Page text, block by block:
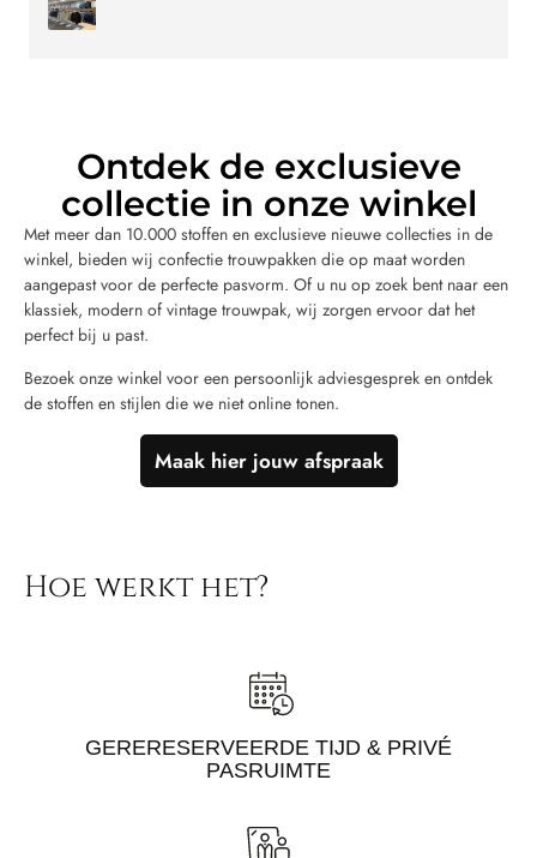
Ontdek de exclusieve
collectie in onze winkel
Met meer dan 10.000 stoffen en exclusieve nieuwe collecties in de
winkel, bieden wij confectie trouwpakken die op maat worden
aangepast voor de perfecte pasvorm. Of u nu op zoek bent naar een
klassiek, modern of vintage trouwpak, wij zorgen ervoor dat het
perfect bij u past.
Bezoek onze winkel voor een persoonlijk adviesgesprek en ontdek
de stoffen en stijlen die we niet online tonen.
Maak hier jouw afspraak
Hoe werkt het?
GERERESERVEERDE TIJD & PRIVÉ
PASRUIMTE